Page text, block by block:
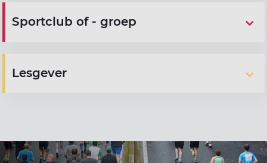
Sportclub of - groep
Lesgever